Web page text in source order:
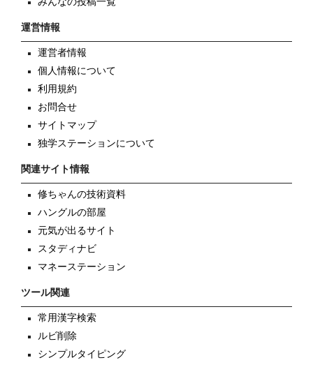
運営情報
運営者情報
個人情報について
利用規約
お問合せ
サイトマップ
独学ステーションについて
関連サイト情報
修ちゃんの技術資料
ハングルの部屋
元気が出るサイト
スタディナビ
マネーステーション
ツール関連
常用漢字検索
ルビ削除
シンプルタイピング